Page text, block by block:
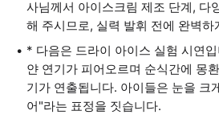
사님께서 아이스크림 제조 단계, 다
해 주시므로, 실력 발휘 전에 완벽하
* 다음은 드라이 아이스 실험 시연
얀 연기가 피어오르며 순식간에 몽
기가 연출됩니다. 아이들은 눈을 크
어"라는 표정을 짓습니다.